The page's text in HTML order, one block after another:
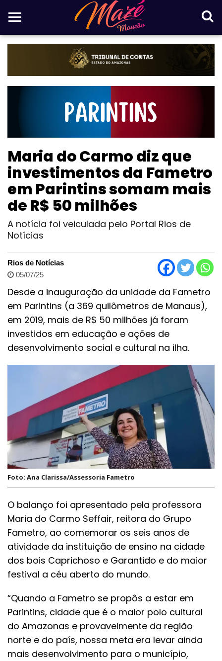
Maria do Carmo diz que
investimentos da Fametro
em Parintins somam mais
de R$ 50 milhões
A notícia foi veiculada pelo Portal Rios de
Notícias
Rios de Notícias
05/07/25
Desde a inauguração da unidade da Fametro
em Parintins (a 369 quilômetros de Manaus),
em 2019, mais de R$ 50 milhões já foram
investidos em educação e ações de
desenvolvimento social e cultural na ilha.
Foto: Ana Clarissa/Assessoria Fametro
O balanço foi apresentado pela professora
Maria do Carmo Seffair, reitora do Grupo
Fametro, ao comemorar os seis anos de
atividade da instituição de ensino na cidade
dos bois Caprichoso e Garantido e do maior
festival a céu aberto do mundo.
“Quando a Fametro se propôs a estar em
Parintins, cidade que é o maior polo cultural
do Amazonas e provavelmente da região
norte e do país, nossa meta era levar ainda
mais desenvolvimento para o município,